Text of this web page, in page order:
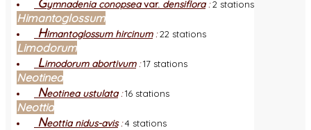
ymnadenia conopseavar. densiflora:2 stations
Himantoglossum
Himantoglossum hircinum:22 stations
Limodorum
Limodorum abortivum:17 stations
Neotinea
Neotinea ustulata:16 stations
Neottia
Neottia nidus-avis:4 stations